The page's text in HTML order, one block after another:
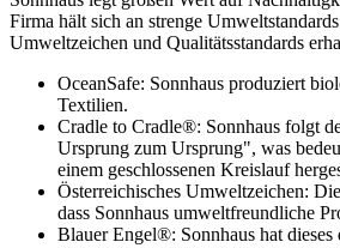
Firma hält sich an strenge
Umweltzeichen und Qualitätsstandards
OceanSafe: Sonnhaus produziert
Textilien.
Cradle to Cradle®: Sonnhaus folgt
Ursprung zum Ursprung", was
einem geschlossenen Kreislauf
Österreichisches Umweltzeichen:
dass Sonnhaus umweltfreundliche
Blauer Engel®: Sonnhaus hat dieses